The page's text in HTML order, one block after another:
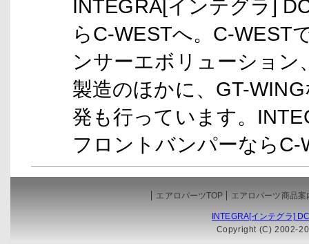
INTEGRA[インテグラ]
らC-WESTへ。C-WEST
ンサーエボリューショ
製造のほかに、GT-
発も行っています。
フロントバンパーなら
エアロパーツTOP エアロパーツ商品案
INTEGRA[インテグラ]
Copyright (C) 2002-